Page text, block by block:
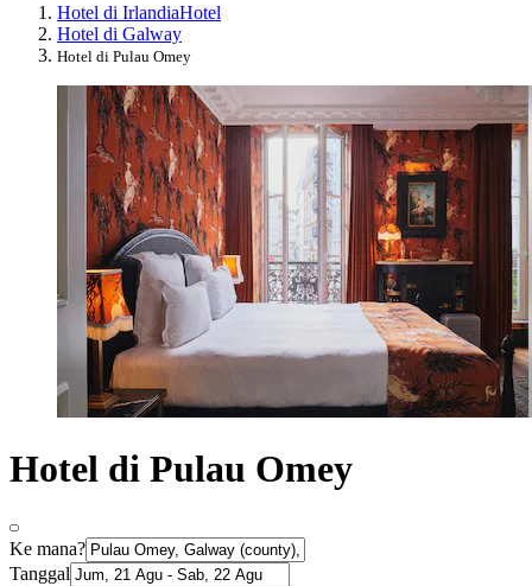
Hotel di IrlandiaHotel
Hotel di Galway
Hotel di Pulau Omey
Hotel di Pulau Omey
Ke mana?
Tanggal